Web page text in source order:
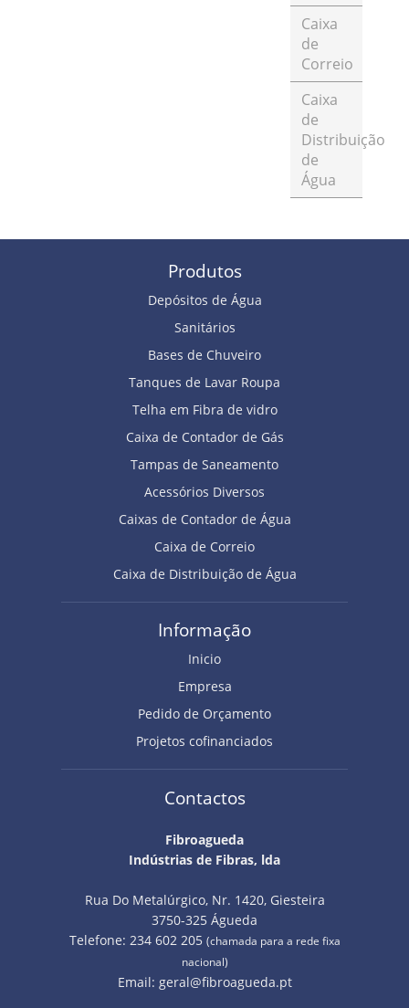
Caixa
de
Correio
Caixa
de
Distribuição
de
Água
Produtos
Depósitos de Água
Sanitários
Bases de Chuveiro
Tanques de Lavar Roupa
Telha em Fibra de vidro
Caixa de Contador de Gás
Tampas de Saneamento
Acessórios Diversos
Caixas de Contador de Água
Caixa de Correio
Caixa de Distribuição de Água
Informação
Inicio
Empresa
Pedido de Orçamento
Projetos cofinanciados
Contactos
Fibroagueda
Indústrias de Fibras, lda
Rua Do Metalúrgico, Nr. 1420, Giesteira
3750-325 Águeda
Telefone: 234 602 205 (chamada para a rede fixa
nacional)
Email: geral@fibroagueda.pt